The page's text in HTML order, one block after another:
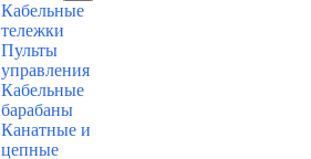
Кабельные
тележки
Пульты
управления
Кабельные
барабаны
Канатные и
цепные